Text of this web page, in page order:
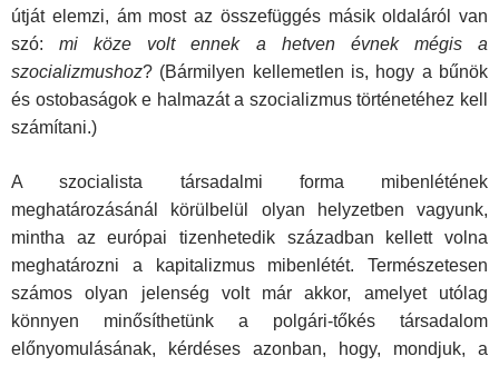
út­ját elemzi, ám most az összefüggés másik oldaláról van
szó:mi köze volt ennek a hetven évnek mégis a
szocializmushoz? (Bármilyen kellemetlen is, hogy a bűnök
és ostobaságok e halmazát a szocializmus történetéhez kell
számítani.)
A szocialista társadalmi forma mibenlétének
meghatározásánál körülbelül olyan helyzetben vagyunk,
mintha az euró­pai tizenhetedik században kellett volna
meghatározni a kapi­talizmus mibenlétét. Természetesen
számos olyan jelenség volt már akkor, amelyet utólag
könnyen minősíthetünk a pol­gári-tőkés társadalom
előnyomulásának, kérdéses azonban, hogy, mondjuk, a